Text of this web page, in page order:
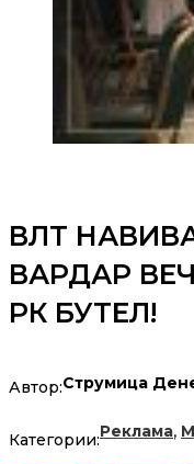
ВЛТ
ВАРДАР
РК БУТЕЛ!
Автор:Струмица
Категории:Реклама,